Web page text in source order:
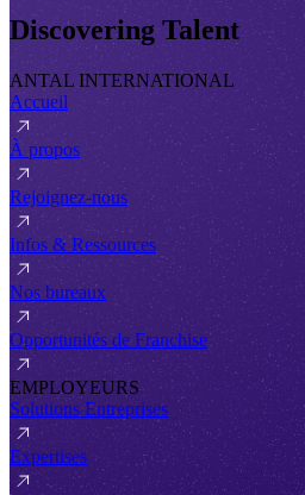
Discovering Talent
ANTAL INTERNATIONAL
Accueil
À propos
Rejoignez-nous
Infos & Ressources
Nos bureaux
Opportunités de Franchise
EMPLOYEURS
Solutions Entreprises
Expertises